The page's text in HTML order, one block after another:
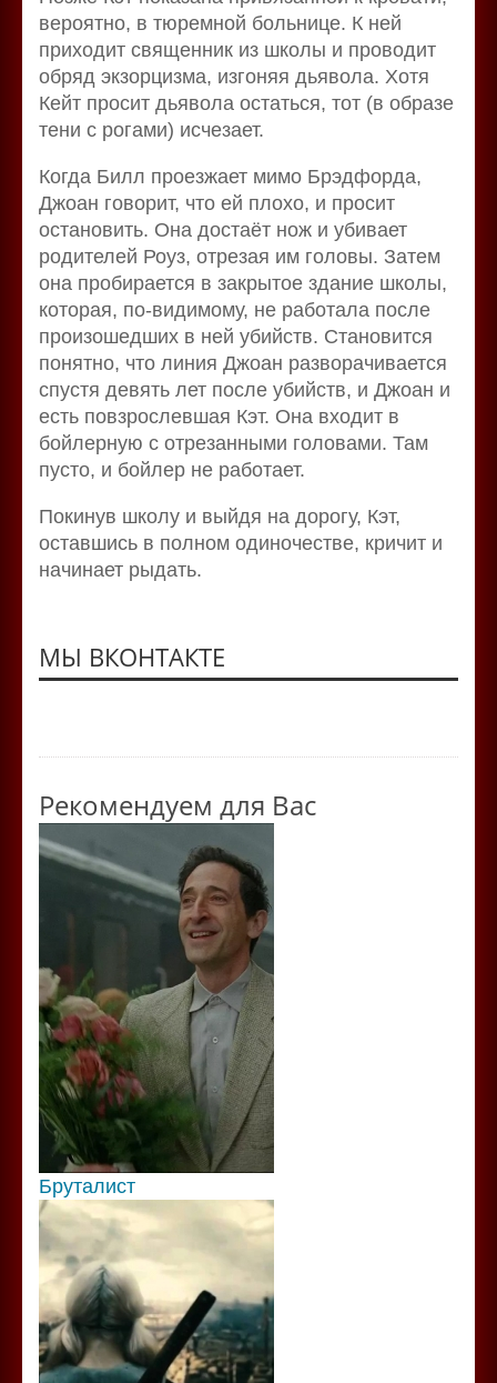
вероятно, в тюремной больнице. К ней
приходит священник из школы и проводит
обряд экзорцизма, изгоняя дьявола. Хотя
Кейт просит дьявола остаться, тот (в образе
тени с рогами) исчезает.
Когда Билл проезжает мимо Брэдфорда,
Джоан говорит, что ей плохо, и просит
остановить. Она достаёт нож и убивает
родителей Роуз, отрезая им головы. Затем
она пробирается в закрытое здание школы,
которая, по-видимому, не работала после
произошедших в ней убийств. Становится
понятно, что линия Джоан разворачивается
спустя девять лет после убийств, и Джоан и
есть повзрослевшая Кэт. Она входит в
бойлерную с отрезанными головами. Там
пусто, и бойлер не работает.
Покинув школу и выйдя на дорогу, Кэт,
оставшись в полном одиночестве, кричит и
начинает рыдать.
МЫ ВКОНТАКТЕ
Рекомендуем для Вас
Бруталист